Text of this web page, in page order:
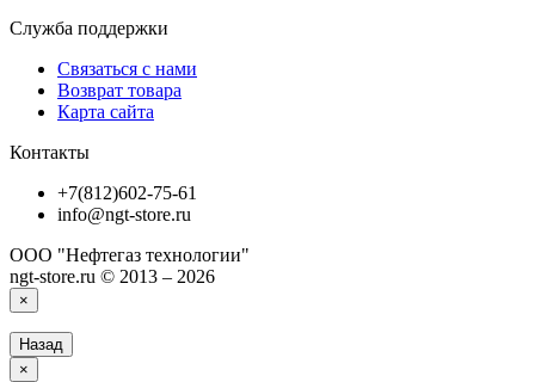
Служба поддержки
Связаться с нами
Возврат товара
Карта сайта
Контакты
+7(812)602-75-61
info@ngt-store.ru
ООО "Нефтегаз технологии"
ngt-store.ru © 2013 – 2026
×
Назад
×